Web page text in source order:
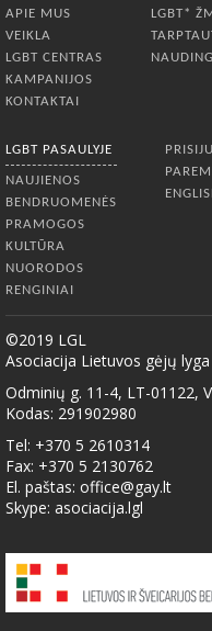
APIE MUS
VEIKLA
LGBT CENTRAS
KAMPANIJOS
KONTAKTAI
LGBT*
LGBT PASAULYJE
NAUJIENOS
BENDRUOMENĖS
PRAMOGOS
KULTŪRA
NUORODOS
RENGINIAI
©2019 LGL
Asociacija Lietuvos gėjų lyga
Odminių g. 11-4, LT-01122,
Kodas: 291902980
Tel: +370 5 2610314
Fax: +370 5 2130762
El. paštas: office@gay.lt
Skype: asociacija.lgl